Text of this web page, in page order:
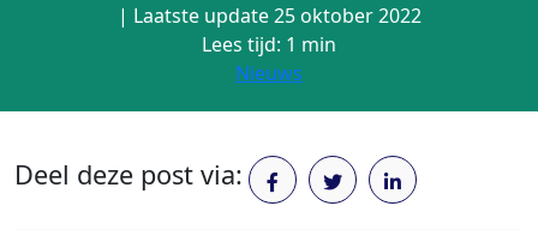
| Laatste update 25 oktober 2022
Lees tijd: 1 min
Nieuws
Deel deze post via: